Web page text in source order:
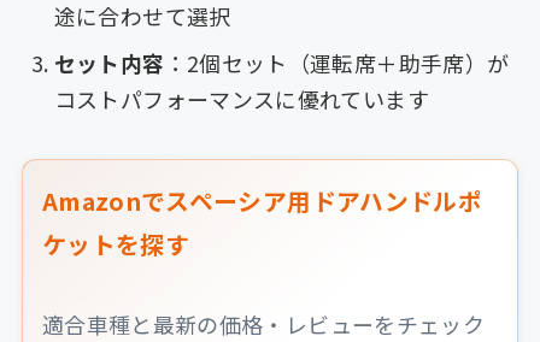
途に合わせて選択
セット内容 ：2個セット（運転席＋助手席）が
コストパフォーマンスに優れています
Amazonでスペーシア用ドアハンドルポ
ケットを探す
適合車種と最新の価格・レビューをチェック